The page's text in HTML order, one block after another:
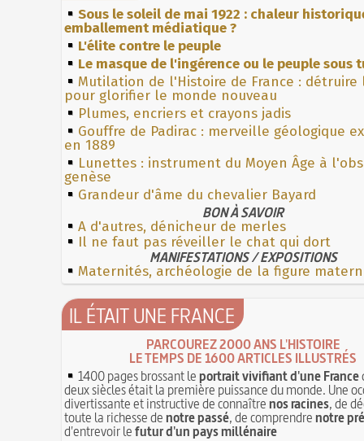
Sous le soleil de mai 1922 : chaleur
emballement médiatique ?
L'élite contre le peuple
Le masque de l'ingérence ou le peuple sous
Mutilation de l'Histoire de France : détruire
pour glorifier le monde nouveau
Plumes, encriers et crayons jadis
Gouffre de Padirac : merveille géologique
en 1889
Lunettes : instrument du Moyen Âge à
genèse
Grandeur d'âme du chevalier Bayard
BON À SAVOIR
A d'autres, dénicheur de merles
Il ne faut pas réveiller le chat qui dort
MANIFESTATIONS / EXPOSITIONS
Maternités, archéologie de la figure
IL ÉTAIT UNE FRANCE
PARCOUREZ 2000 ANS L'HISTOIRE
LE TEMPS DE 1600 ARTICLES ILLUSTRÉS
1400 pages brossant leportrait vivifiant d'une France
deux siècles était la première puissance du monde. Une
divertissante et instructive de connaîtrenos racines, de
toute la richesse denotre passé, de comprendrenotre
d'entrevoir lefutur d'un pays millénaire